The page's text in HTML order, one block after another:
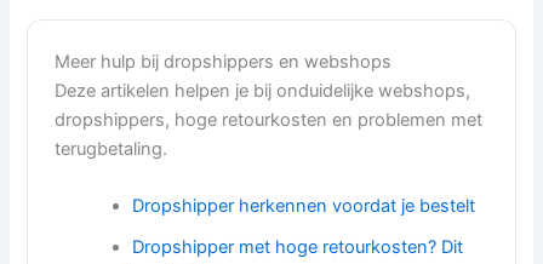
Meer hulp bij dropshippers en webshops
Deze artikelen helpen je bij onduidelijke webshops,
dropshippers, hoge retourkosten en problemen met
terugbetaling.
Dropshipper herkennen voordat je bestelt
Dropshipper met hoge retourkosten? Dit